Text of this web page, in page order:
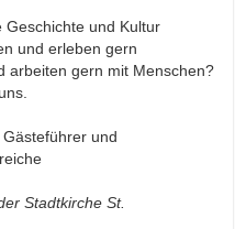
Geschichte und Kultur
und erleben gern
arbeiten gern mit Menschen?
und
Stadtkirche St.